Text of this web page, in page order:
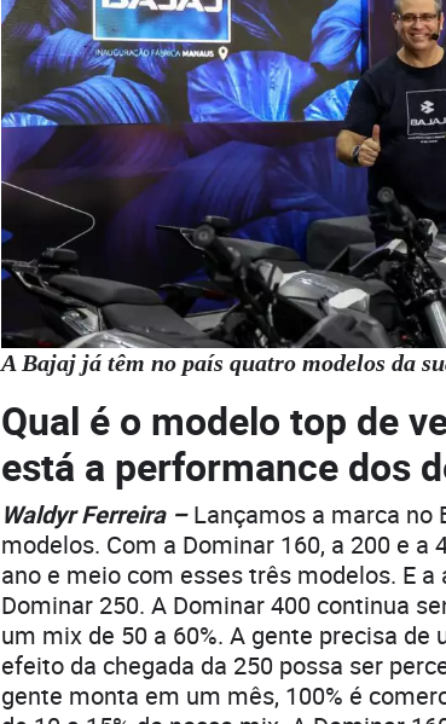
A Bajaj já têm no país quatro modelos da
Qual é o modelo top de
está a performance dos
Waldyr Ferreira –Lançamos a marca no
modelos. Com a Dominar 160, a 200 e
ano e meio com esses três modelos. E
Dominar 250. A Dominar 400 continua
um mix de 50 a 60%. A gente precisa
efeito da chegada da 250 possa ser
gente monta em um mês, 100% é